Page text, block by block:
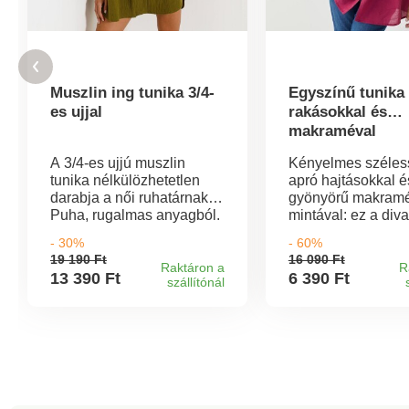
Muszlin ing tunika 3/4-
es ujjal
A 3/4-es ujjú muszlin
tunika nélkülözhetetlen
darabja a női ruhatárnak.
Puha, rugalmas anyagból.
Teljes hosszúságú, elöl
gombos rögzítés. 3/4-es
ujjak ráncolt
- 30%
19 190 Ft
13 390 Ft
Raktáron a
szállítónál
Egyszínű tunika
rakásokkal és
makraméval
Kényelmes
apró hajtásokkal
gyönyörű
mintával: ez a
tekintetet. Kerek
nyakkivágás. Elöl
nyílással és
- 60%
16 090 Ft
6 390 Ft